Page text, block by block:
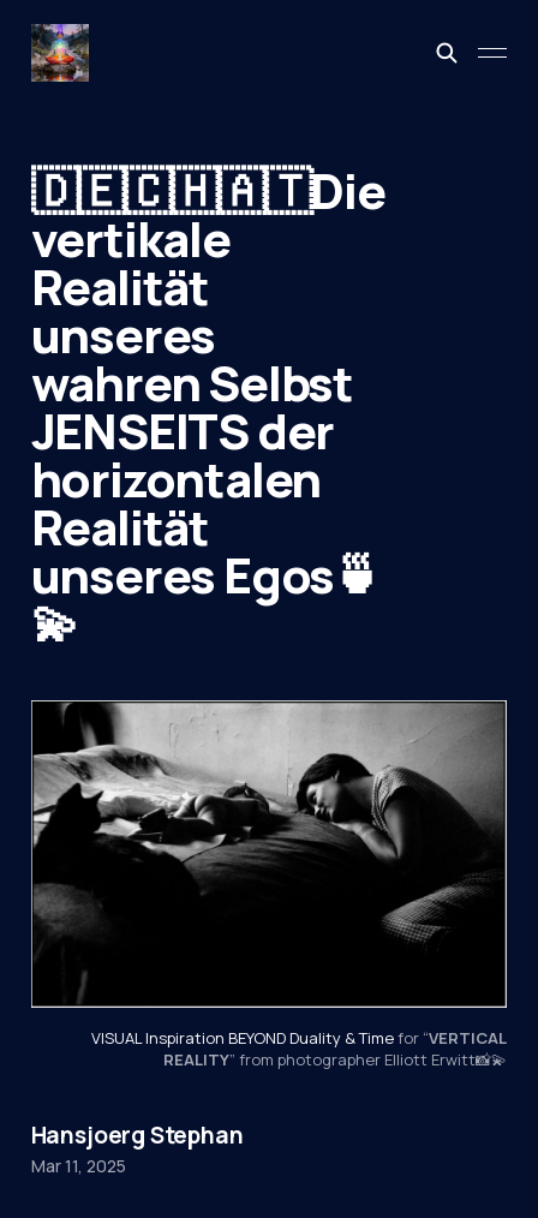
🇩🇪🇨🇭🇦🇹Die
vertikale
Realität
unseres
wahren Selbst
JENSEITS der
horizontalen
Realität
unseres Egos🍵
💫
VISUAL Inspiration BEYOND Duality & Time for “VERTICAL
REALITY” from photographer Elliott Erwitt📸💫
Hansjoerg Stephan
Mar 11, 2025